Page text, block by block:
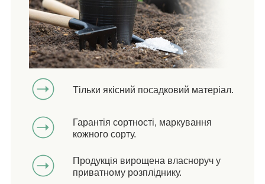
Тільки якісний посадковий матеріал.
Гарантія сортності, маркування
кожного сорту.
Продукція вирощена власноруч у
приватному розпліднику.